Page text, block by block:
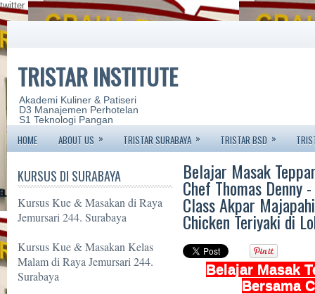
twitter
TRISTAR INSTITUTE
Akademi Kuliner & Patiseri
D3 Manajemen Perhotelan
S1 Teknologi Pangan
HOME ABOUT US » TRISTAR SURABAYA » TRISTAR BSD »
KURSUS DI SURABAYA
Kursus Kue & Masakan di Raya
Jemursari 244. Surabaya
Kursus Kue & Masakan Kelas
Malam di Raya Jemursari 244.
Surabaya
Belajar Masak
Chef Thomas Denny
Class Akpar
Chicken Teriyaki di
Belajar Masak
Bersama